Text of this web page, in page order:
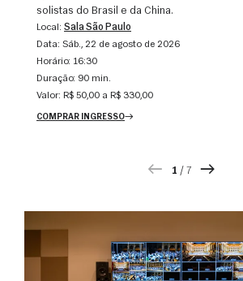
solistas do Brasil e da China.
Local: Sala São Paulo
Data:
sáb., 22 de agosto de 2026
Horário: 16:30
Duração: 90 min.
Valor: R$ 50,00 a R$ 330,00
COMPRAR INGRESSO
1 / 7